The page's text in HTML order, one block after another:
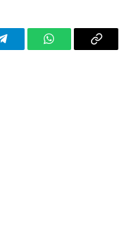
TelegramWhatsAppCopy